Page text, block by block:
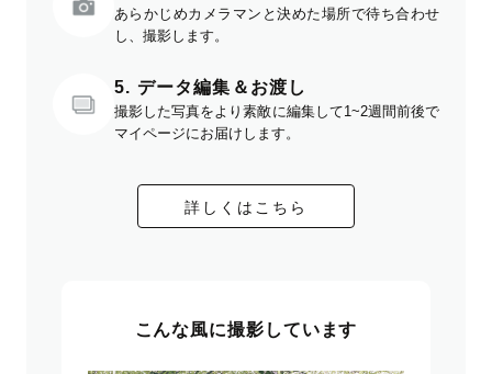
あらかじめカメラマンと決めた場所で待ち合わせ
し、撮影します。
5. データ編集＆お渡し
撮影した写真をより素敵に編集して1~2週間前後で
マイページにお届けします。
詳しくはこちら
こんな風に撮影しています